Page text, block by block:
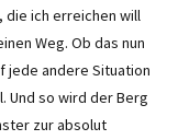
die ich erreichen will
Weg. Ob das nun
jede andere Situation
Und so wird der Berg
zur absolut